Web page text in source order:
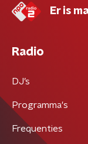
Er is
Radio
DJ’s
Programma's
Frequenties